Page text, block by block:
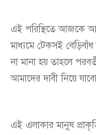
এই পরিস্থিতে আজকে
মাধ্যমে টেকসই
না মানা হয় তাহলে
আমাদের দাবী নিয়ে
এই এলাকার মানুষ